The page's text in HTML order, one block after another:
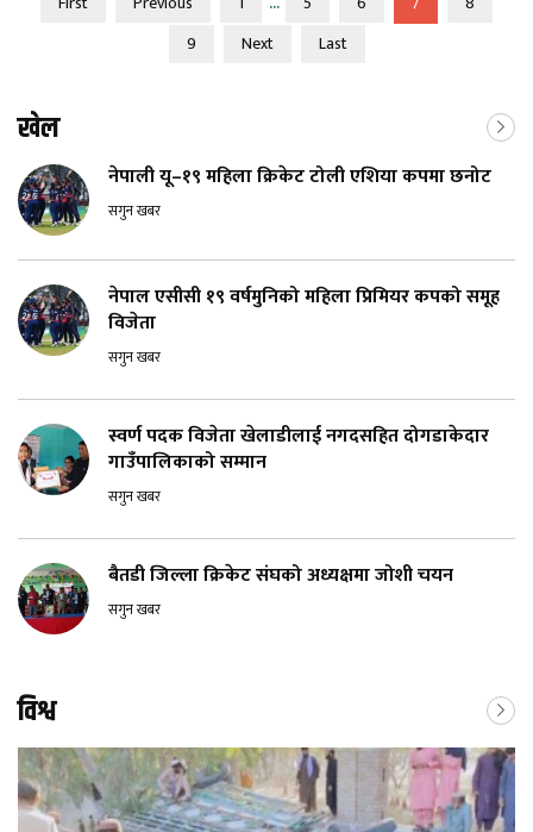
9
Next Last
खेल
नेपाली यू–१९ महिला क्रिकेट टोली एशिया कपमा छनोट
सगुन खबर
नेपाल एसीसी १९ वर्षमुनिको महिला प्रिमियर कपको समूह
विजेता
सगुन खबर
स्वर्ण पदक विजेता खेलाडीलाई नगदसहित दोगडाकेदार
गाउँपालिकाको सम्मान
सगुन खबर
बैतडी जिल्ला क्रिकेट संघको अध्यक्षमा जोशी चयन
सगुन खबर
विश्व